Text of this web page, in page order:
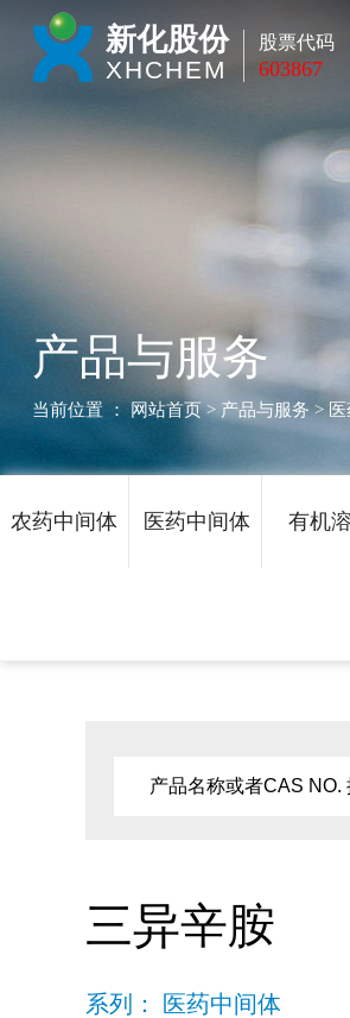
新化股份
XHCHEM
股票代码
603867
产品与服务
当前位置 ：网站首页> 产品与服务 > 医
农药中间体 医药中间体 有机
三异辛胺
系列： 医药中间体